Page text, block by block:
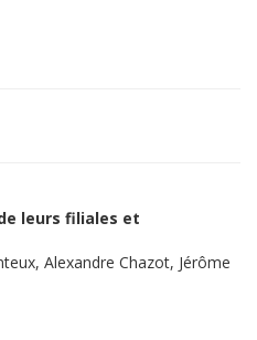
leurs filiales et
Alexandre Chazot, Jérôme